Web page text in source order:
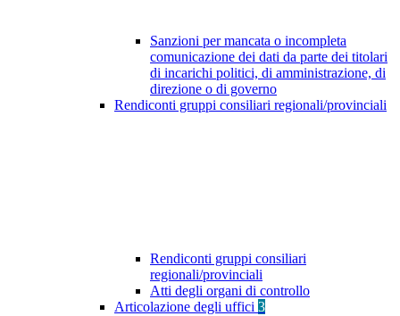
Sanzioni per mancata o incompleta
comunicazione dei dati da parte dei titolari
di incarichi politici, di amministrazione, di
direzione o di governo
Rendiconti gruppi consiliari regionali/provinciali
Rendiconti gruppi consiliari
regionali/provinciali
Atti degli organi di controllo
Articolazione degli uffici 3